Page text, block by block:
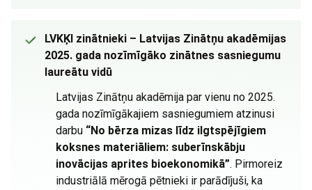
LVKĶI zinātnieki – Latvijas Zinātņu akadēmijas
2025. gada nozīmīgāko zinātnes sasniegumu
laureātu vidū
Latvijas Zinātņu akadēmija par vienu no 2025.
gada nozīmīgākajiem sasniegumiem atzinusi
darbu “No bērza mizas līdz ilgtspējīgiem
koksnes materiāliem: suberīnskābju
inovācijas aprites bioekonomikā”. Pirmoreiz
industriālā mērogā pētnieki ir parādījuši, ka